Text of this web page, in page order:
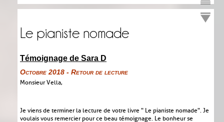
Le pianiste nomade
Témoignage de Sara D
Octobre 2018 - Retour de lecture
Monsieur Vella,
Je viens de terminer la lecture de votre livre " Le pianiste nomade". Je
voulais vous remercier pour ce beau témoignage. Le bonheur se